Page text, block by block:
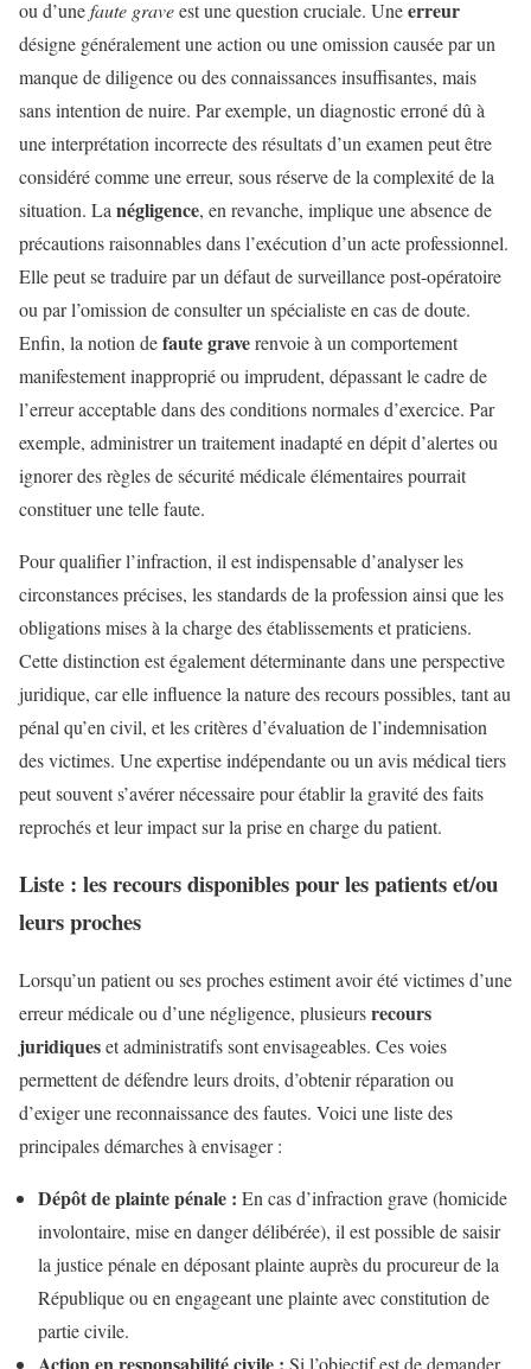
ou d’unefaute graveest une question cruciale. Uneerreur
désigne généralement une action ou une omission causée par un
manque de diligence ou des connaissances insuffisantes, mais
sans intention de nuire. Par exemple, un diagnostic erroné dû à
une interprétation incorrecte des résultats d’un examen peut être
considéré comme une erreur, sous réserve de la complexité de la
situation. La négligence, en revanche, implique une absence de
précautions raisonnables dans l’exécution d’un acte professionnel.
Elle peut se traduire par un défaut de surveillance post-opératoire
ou par l’omission de consulter un spécialiste en cas de doute.
Enfin, la notion defaute graverenvoie à un comportement
manifestement inapproprié ou imprudent, dépassant le cadre de
l’erreur acceptable dans des conditions normales d’exercice. Par
exemple, administrer un traitement inadapté en dépit d’alertes ou
ignorer des règles de sécurité médicale élémentaires pourrait
constituer une telle faute.
Pour qualifier l’infraction, il est indispensable d’analyser les
circonstances précises, les standards de la profession ainsi que les
obligations mises à la charge des établissements et praticiens.
Cette distinction est également déterminante dans une perspective
juridique, car elle influence la nature des recours possibles, tant au
pénal qu’en civil, et les critères d’évaluation de l’indemnisation
des victimes. Une expertise indépendante ou un avis médical tiers
peut souvent s’avérer nécessaire pour établir la gravité des faits
reprochés et leur impact sur la prise en charge du patient.
Liste : les recours disponibles pour les patients et/ou
leurs proches
Lorsqu’un patient ou ses proches estiment avoir été victimes d’une
erreur médicale ou d’une négligence, plusieursrecours
juridiqueset administratifs sont envisageables. Ces voies
permettent de défendre leurs droits, d’obtenir réparation ou
d’exiger une reconnaissance des fautes. Voici une liste des
principales démarches à envisager :
Dépôt de plainte pénale : En cas d’infraction grave (homicide
involontaire, mise en danger délibérée), il est possible de saisir
la justice pénale en déposant plainte auprès du procureur de la
République ou en engageant une plainte avec constitution de
partie civile.
Si l’objectif est de demander